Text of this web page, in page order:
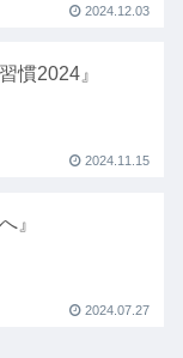
2024.12.03
慣2024』
2024.11.15
』
2024.07.27